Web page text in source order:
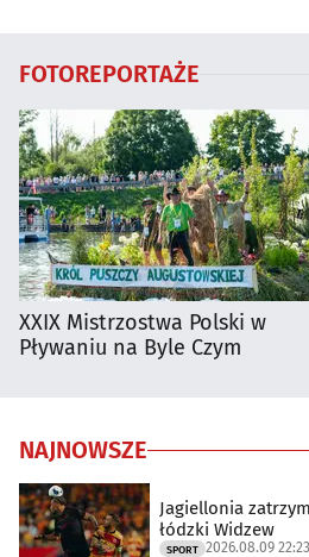
FOTOREPORTAŻE
XXIX Mistrzostwa Polski w
Pływaniu na Byle Czym
NAJNOWSZE
Jagiellonia
łódzki Widzew
SPORT 2026.08.09 22:23